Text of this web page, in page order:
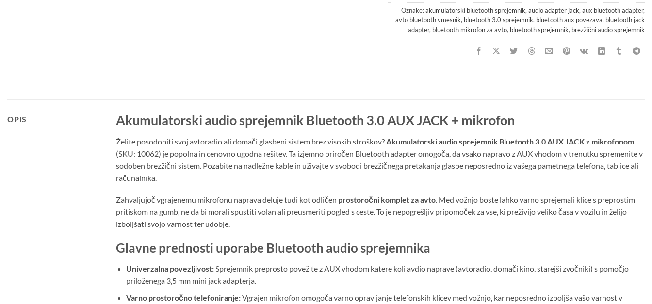
Oznake:akumulatorski bluetooth sprejemnik, audio adapter jack, aux bluetooth adapter,
avto bluetooth vmesnik, bluetooth 3.0 sprejemnik, bluetooth aux povezava, bluetooth jack
adapter, bluetooth mikrofon za avto, bluetooth sprejemnik, brezžični audio sprejemnik
OPIS Akumulatorski audio sprejemnik Bluetooth 3.0 AUX JACK + mikrofon
Želite posodobiti svoj avtoradio ali domači glasbeni sistem brez visokih stroškov? Akumulatorski audio sprejemnik Bluetooth 3.0 AUX JACK z mikrofonom
(SKU: 10062) je popolna in cenovno ugodna rešitev. Ta izjemno priročen Bluetooth adapter omogoča, da vsako napravo z AUX vhodom v trenutku spremenite v
sodoben brezžični sistem. Pozabite na nadležne kable in uživajte v svobodi brezžičnega pretakanja glasbe neposredno iz vašega pametnega telefona, tablice ali
računalnika.
Zahvaljujoč vgrajenemu mikrofonu naprava deluje tudi kot odličen prostoročni komplet za avto. Med vožnjo boste lahko varno sprejemali klice s preprostim
pritiskom na gumb, ne da bi morali spustiti volan ali preusmeriti pogled s ceste. To je nepogrešljiv pripomoček za vse, ki preživijo veliko časa v vozilu in želijo
izboljšati svojo varnost ter udobje.
Glavne prednosti uporabe Bluetooth audio sprejemnika
Univerzalna povezljivost:Sprejemnik preprosto povežite z AUX vhodom katere koli avdio naprave (avtoradio, domači kino, starejši zvočniki) s pomočjo
priloženega 3,5 mm mini jack adapterja.
Varno prostoročno telefoniranje:Vgrajen mikrofon omogoča varno opravljanje telefonskih klicev med vožnjo, kar neposredno izboljša vašo varnost v